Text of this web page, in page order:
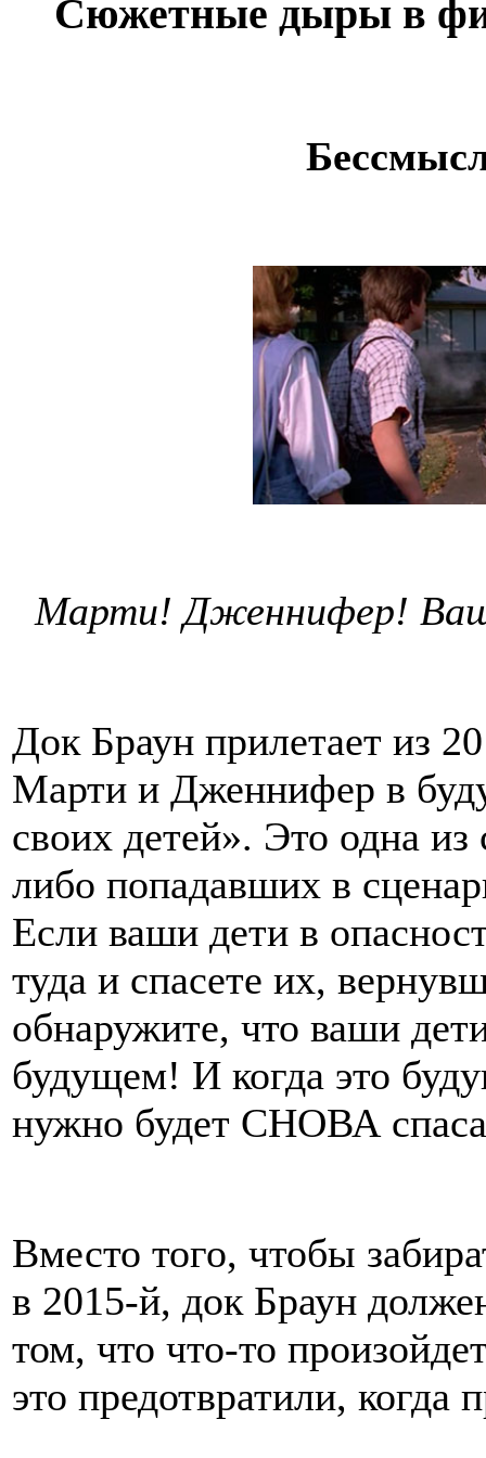
Сюжетные дыры в
Марти! Дженнифер!
Док Браун прилетает из
Марти и Дженнифер в
своих детей». Это одна
либо попадавших в
Если ваши дети в
туда и спасете их,
обнаружите, что ваши
будущем! И когда это
нужно будет СНОВА
Вместо того, чтобы
в 2015-й, док Браун
том, что что-то
это предотвратили, когда